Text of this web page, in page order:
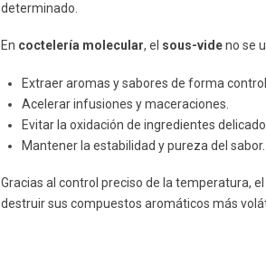
determinado.
En coctelería molecular, el sous-videno se
Extraer aromas y sabores de forma
Acelerar infusiones y maceraciones.
Evitar la oxidación de ingredientes
Mantener la estabilidad y pureza del sabor.
Gracias al control preciso de la temperatura, el
destruir sus compuestos aromáticos más